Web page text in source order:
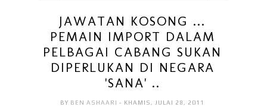
JAWATAN KOSONG ...
PEMAIN IMPORT DALAM
PELBAGAI CABANG SUKAN
DIPERLUKAN DI NEGARA
'SANA' ..
BY BEN ASHAARI- KHAMIS, JULAI 28, 2011